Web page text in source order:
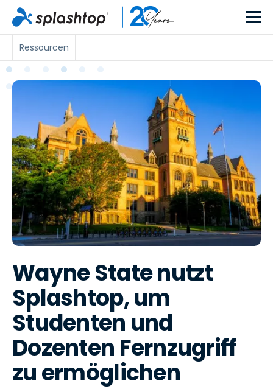
Ressourcen
Wayne State nutzt
Splashtop, um
Studenten und
Dozenten Fernzugriff
zu ermöglichen